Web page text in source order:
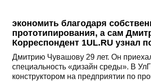
экономить благодаря
прототипирования, а сам
Корреспондент 1UL.RU узнал
Дмитрию Чувашову 29 лет. Он
специальность «дизайн среды». В
конструктором на предприятии по